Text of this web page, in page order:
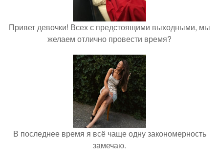
Привет девочки! Всех с предстоящими выходными, мы
желаем отлично провести время?
В последнее время я всё чаще одну закономерность
замечаю.